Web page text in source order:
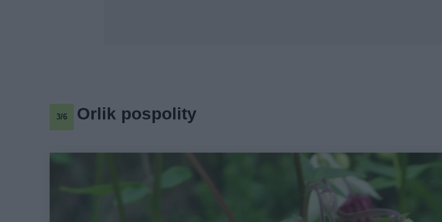
3/6 Orlik pospolity